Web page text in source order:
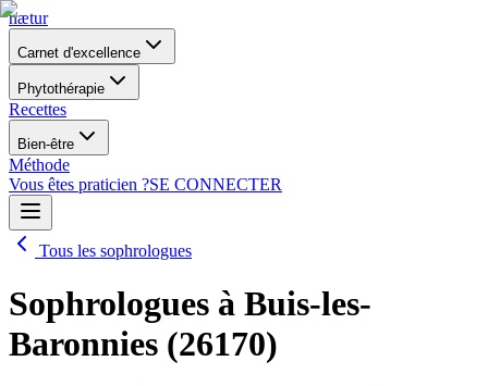
nætur
Carnet d'excellence
Phytothérapie
Recettes
Bien-être
Méthode
Vous êtes praticien ?SE CONNECTER
Tous les sophrologues
Sophrologues à Buis-les-
Baronnies (26170)